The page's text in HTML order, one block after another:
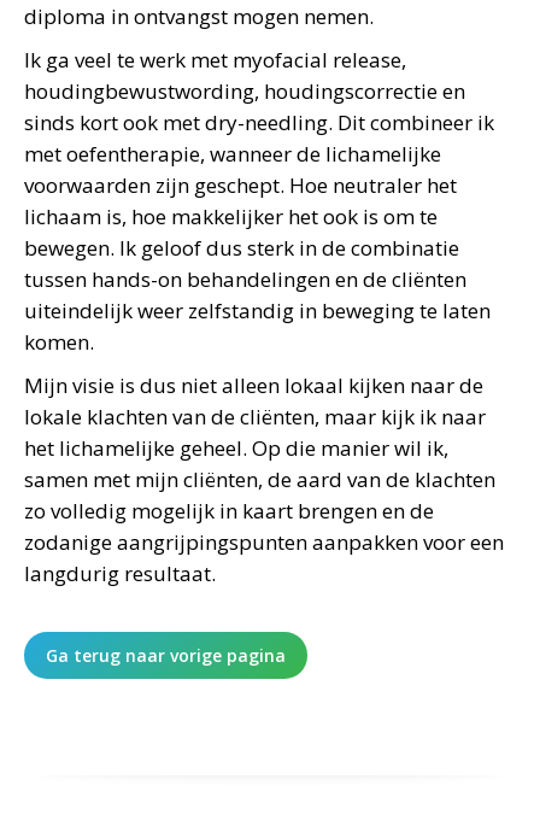
diploma in ontvangst mogen nemen.
Ik ga veel te werk met myofacial release,
houdingbewustwording, houdingscorrectie en
sinds kort ook met dry-needling. Dit combineer ik
met oefentherapie, wanneer de lichamelijke
voorwaarden zijn geschept. Hoe neutraler het
lichaam is, hoe makkelijker het ook is om te
bewegen. Ik geloof dus sterk in de combinatie
tussen hands-on behandelingen en de cliënten
uiteindelijk weer zelfstandig in beweging te laten
komen.
Mijn visie is dus niet alleen lokaal kijken naar de
lokale klachten van de cliënten, maar kijk ik naar
het lichamelijke geheel. Op die manier wil ik,
samen met mijn cliënten, de aard van de klachten
zo volledig mogelijk in kaart brengen en de
zodanige aangrijpingspunten aanpakken voor een
langdurig resultaat.
Ga terug naar vorige pagina